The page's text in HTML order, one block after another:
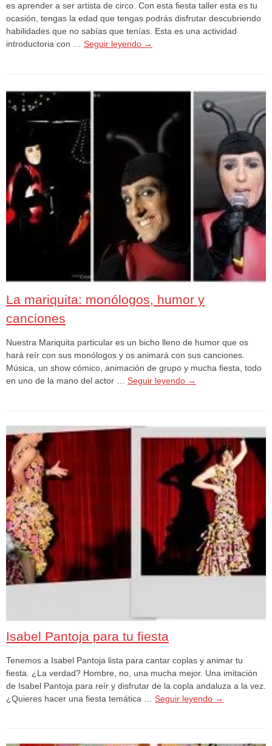
es aprender a ser artista de circo. Con esta fiesta taller esta es tu
ocasión, tengas la edad que tengas podrás disfrutar descubriendo
habilidades que no sabías que tenías. Esta es una actividad
introductoria con … Seguir leyendo →
La mariquita: monólogos, humor y
canciones
Nuestra Mariquita particular es un bicho lleno de humor que os
hará reír con sus monólogos y os animará con sus canciones.
Música, un show cómico, animación de grupo y mucha fiesta, todo
en uno de la mano del actor … Seguir leyendo →
Isabel Pantoja para tu fiesta
Tenemos a Isabel Pantoja lista para cantar coplas y animar tu
fiesta. ¿La verdad? Hombre, no, una mucha mejor. Una imitación
de Isabel Pantoja para reír y disfrutar de la copla andaluza a la vez.
¿Quieres hacer una fiesta temática … Seguir leyendo →